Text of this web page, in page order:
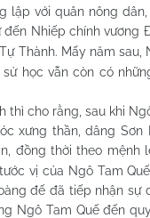
lập với quân nông
đến Nhiếp chính vương
Thành. Mấy năm sau,
học vẫn còn có
cho rằng, sau khi
xưng thần, dâng Sơn
đồng thời theo mệnh
vị của Ngô Tam
đế đã tiếp nhận sự
Ngô Tam Quế đến